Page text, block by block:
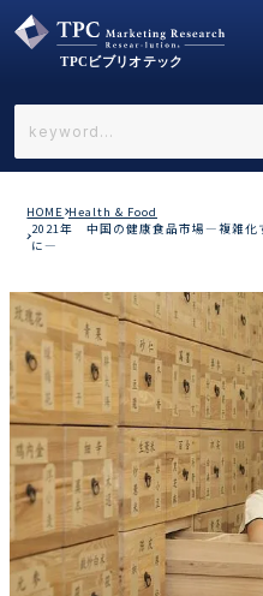
←戻る
業界で選ぶ
カテゴリで選ぶ
HOME Health & Food
2021年 中国の健康食品市場―複雑化
に―